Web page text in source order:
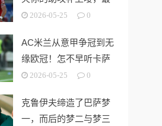
好的收官方式
2026-05-25 0
AC米兰从意甲争冠到无
缘欧冠！怎不早听卡萨
诺的：让阿莱格里滚蛋
2026-05-25 0
克鲁伊夫缔造了巴萨梦
一，而后的梦二与梦三